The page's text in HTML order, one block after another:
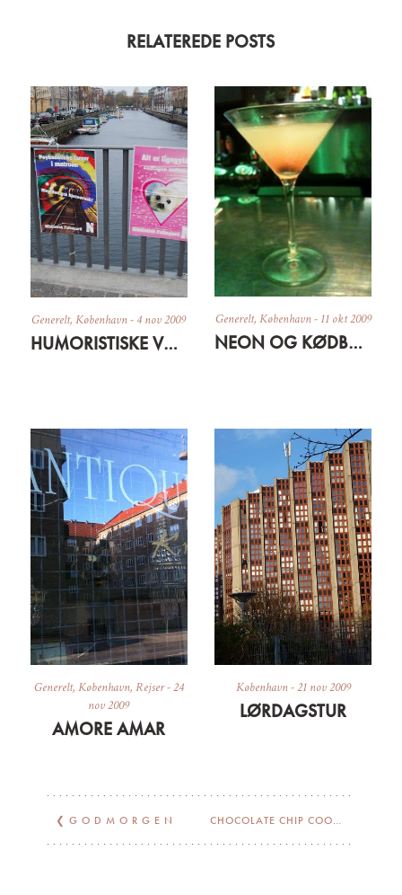
RELATEREDE POSTS
Generelt,København-4 nov 2009
HUMORISTISKE VALGPLAKATER OG DEMOKRATISK KAFFE
Generelt, København- 11 okt 2009
NEON OG KØDBY-CRAWL
Generelt, København, Rejser-24
nov 2009
AMORE AMAR
København-21 nov 2009
LØRDAGSTUR
❮ G O D M O R G E N CHOCOLATE CHIP COOKIES